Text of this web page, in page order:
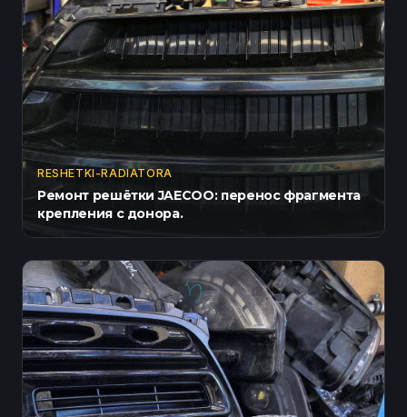
RESHETKI-RADIATORA
Ремонт решётки JAECOO: перенос фрагмента
крепления с донора.